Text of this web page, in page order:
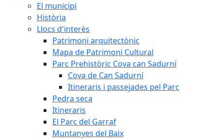
El municipi
Història
Llocs d'interès
Patrimoni arquitectònic
Mapa de Patrimoni Cultural
Parc Prehistòric Cova can Sadurní
Cova de Can Sadurní
Itineraris i passejades pel Parc
Pedra seca
Itineraris
El Parc del Garraf
Muntanyes del Baix